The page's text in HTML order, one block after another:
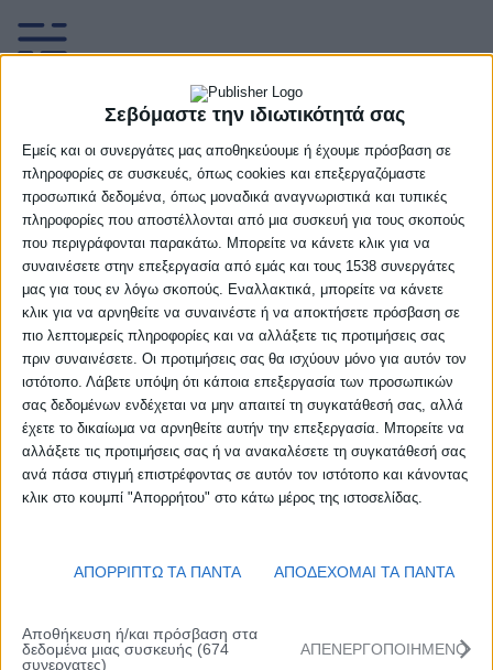
Σεβόμαστε την ιδιωτικότητά σας
Εμείς και οι συνεργάτες μας αποθηκεύουμε ή έχουμε πρόσβαση σε
πληροφορίες σε συσκευές, όπως cookies και επεξεργαζόμαστε
προσωπικά δεδομένα, όπως μοναδικά αναγνωριστικά και τυπικές
πληροφορίες που αποστέλλονται από μια συσκευή για τους σκοπούς
που περιγράφονται παρακάτω. Μπορείτε να κάνετε κλικ για να
συναινέσετε στην επεξεργασία από εμάς και τους 1538 συνεργάτες
μας για τους εν λόγω σκοπούς. Εναλλακτικά, μπορείτε να κάνετε
κλικ για να αρνηθείτε να συναινέστε ή να αποκτήσετε πρόσβαση σε
πιο λεπτομερείς πληροφορίες και να αλλάξετε τις προτιμήσεις σας
πριν συναινέσετε. Οι προτιμήσεις σας θα ισχύουν μόνο για αυτόν τον
ιστότοπο. Λάβετε υπόψη ότι κάποια επεξεργασία των προσωπικών
σας δεδομένων ενδέχεται να μην απαιτεί τη συγκατάθεσή σας, αλλά
έχετε το δικαίωμα να αρνηθείτε αυτήν την επεξεργασία. Μπορείτε να
αλλάξετε τις προτιμήσεις σας ή να ανακαλέσετε τη συγκατάθεσή σας
ανά πάσα στιγμή επιστρέφοντας σε αυτόν τον ιστότοπο και κάνοντας
κλικ στο κουμπί "Απορρήτου" στο κάτω μέρος της ιστοσελίδας.
ΑΠΟΡΡΙΠΤΩ ΤΑ ΠΑΝΤΑ ΑΠΟΔΕΧΟΜΑΙ ΤΑ ΠΑΝΤΑ
Αποθήκευση ή/και πρόσβαση στα
δεδομένα μιας συσκευής (674
συνεργατες)
ΑΠΕΝΕΡΓΟΠΟΙΗΜΕΝΟ
Rising Stars: Ένα ακόμη βήμα
Η Β’ Προκριματική φάση του Rising Stars
ολοκληρώθηκε το Σαββατοκύριακο 20 και 21
Σεπτεμβρίου με συναρπαστικές μάχες και το
κυριότερο με τους νέους αθλητές να
23/09/2025Δεν υπάρχουν Σχόλια